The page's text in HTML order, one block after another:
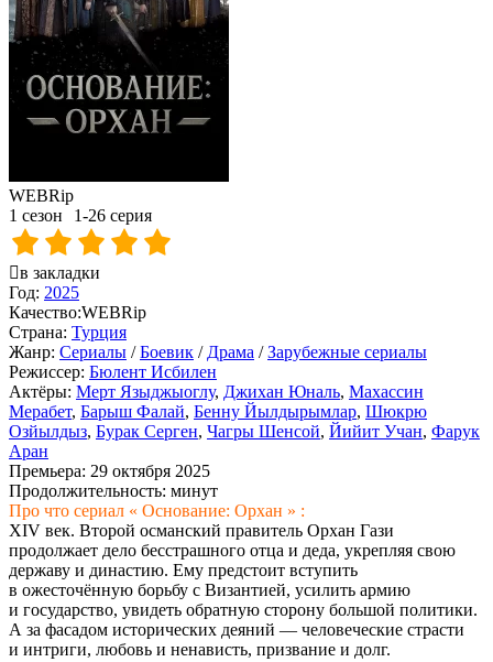
WEBRip
1 сезон
1-26 серия
в закладки
Год: 2025
Качество:WEBRip
Страна: Турция
Жанр: Сериалы /Боевик / Драма /Зарубежные сериалы
Режиссер: Бюлент Исбилен
Актёры: Мерт Языджыоглу, Джихан Юналь, Махассин
Мерабет, Барыш Фалай, Бенну Йылдырымлар, Шюкрю
Озйылдыз, Бурак Серген, Чагры Шенсой, Йийит Учан, Фарук
Аран
Премьера: 29 октября 2025
Продолжительность: минут
Про что сериал « Основание: Орхан » :
XIV век. Второй османский правитель Орхан Гази
продолжает дело бесстрашного отца и деда, укрепляя свою
державу и династию. Ему предстоит вступить
в ожесточённую борьбу с Византией, усилить армию
и государство, увидеть обратную сторону большой политики.
А за фасадом исторических деяний — человеческие страсти
и интриги, любовь и ненависть, призвание и долг.